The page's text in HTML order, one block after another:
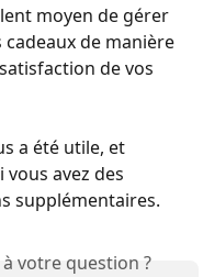
moyen de gérer
de manière
de vos
a été utile, et
avez des
supplémentaires.
votre question ?